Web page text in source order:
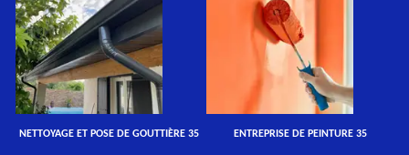
NETTOYAGE ET POSE DE GOUTTIÈRE 35 ENTREPRISE DE PEINTURE 35